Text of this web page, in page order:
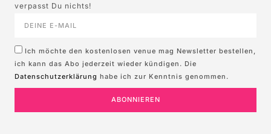
verpasst Du nichts!
Ich möchte den kostenlosen venue mag Newsletter bestellen,
ich kann das Abo jederzeit wieder kündigen. Die
Datenschutzerklärung habe ich zur Kenntnis genommen.
ABONNIEREN